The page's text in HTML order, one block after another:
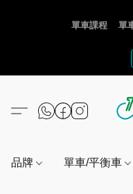
單車課程 單
品牌 單車/平衡車